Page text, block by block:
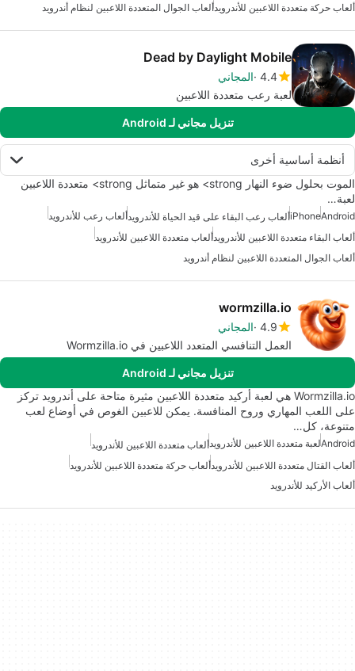
ألعاب حركة متعددة اللاعبين للأندرويدألعاب الجوال المتعددة اللاعبين لنظام أندرويد
Dead by Daylight Mobile
4.4 المجاني
لعبة رعب متعددة اللاعبين
تنزيل مجاني لـ Android
أنظمة أساسية أخرى
الموت بحلول ضوء النهار strong> هو غير متماثل strong> متعددة اللاعبين
لعبة…
Android
iPhoneألعاب رعب البقاء على قيد الحياة للأندرويدألعاب رعب للأندرويد
ألعاب البقاء متعددة اللاعبين للأندرويدألعاب متعددة اللاعبين للأندرويد
ألعاب الجوال المتعددة اللاعبين لنظام أندرويد
wormzilla.io
4.9 المجاني
العمل التنافسي المتعدد اللاعبين في Wormzilla.io
تنزيل مجاني لـ Android
Wormzilla.io هي لعبة أركيد متعددة اللاعبين مثيرة متاحة على أندرويد تركز
على اللعب المهاري وروح المنافسة. يمكن للاعبين الغوص في أوضاع لعب
متنوعة، كل…
Androidلعبة متعددة اللاعبين للأندرويدألعاب متعددة اللاعبين للأندرويد
ألعاب القتال متعددة اللاعبين للأندرويدألعاب حركة متعددة اللاعبين للأندرويد
ألعاب الأركيد للأندرويد